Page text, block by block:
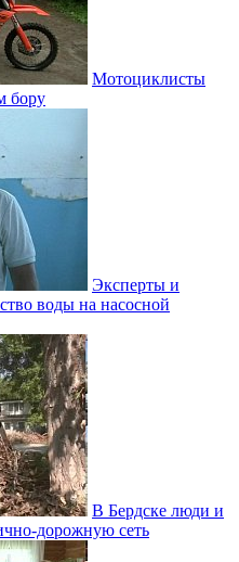
Мотоциклисты
бору
Эксперты и
воды на насосной
В Бердске люди и
сеть